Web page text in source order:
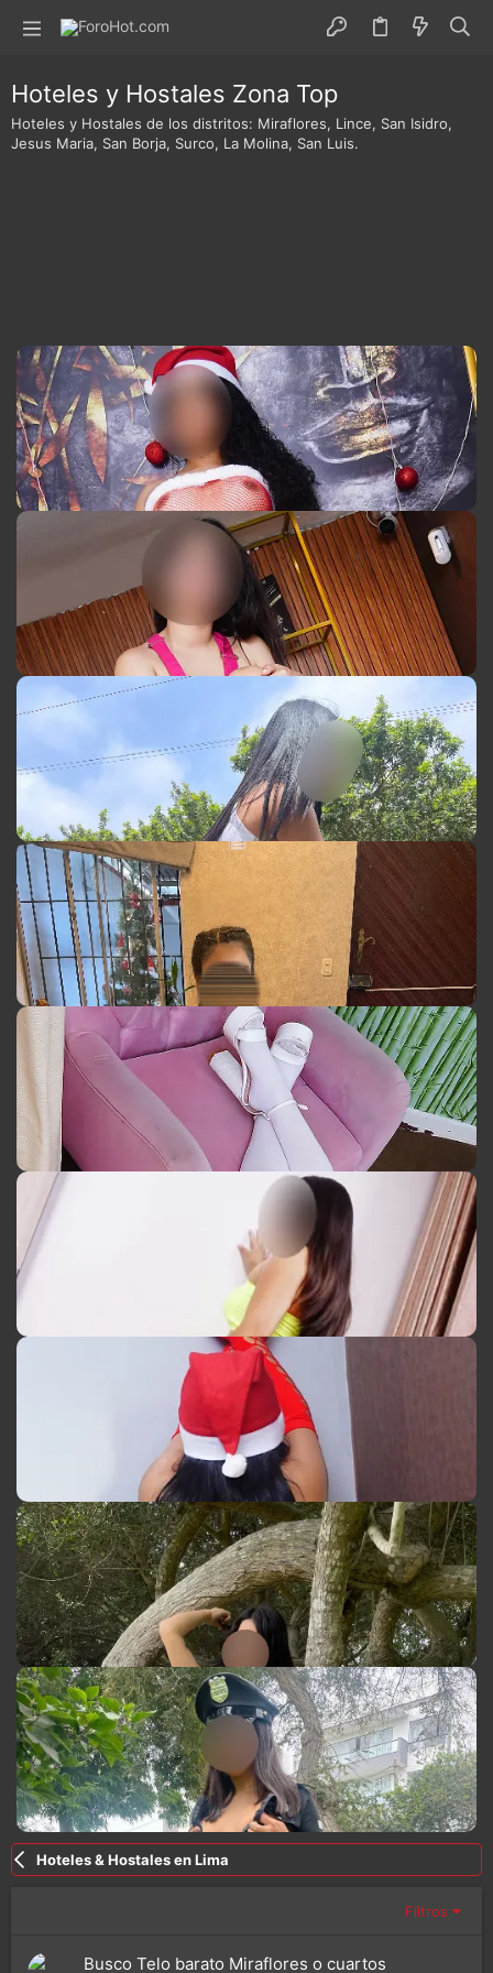
Hoteles y Hostales Zona Top
Hoteles y Hostales de los distritos: Miraflores, Lince, San Isidro,
Jesus Maria, San Borja, Surco, La Molina, San Luis.
Hoteles & Hostales en Lima
Filtros
Busco Telo barato Miraflores o cuartos